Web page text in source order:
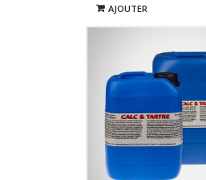
AJOUTER